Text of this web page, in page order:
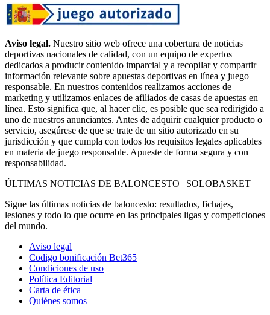
Aviso legal. Nuestro sitio web ofrece una cobertura de noticias
deportivas nacionales de calidad, con un equipo de expertos
dedicados a producir contenido imparcial y a recopilar y compartir
información relevante sobre apuestas deportivas en línea y juego
responsable. En nuestros contenidos realizamos acciones de
marketing y utilizamos enlaces de afiliados de casas de apuestas en
línea. Esto significa que, al hacer clic, es posible que sea redirigido a
uno de nuestros anunciantes. Antes de adquirir cualquier producto o
servicio, asegúrese de que se trate de un sitio autorizado en su
jurisdicción y que cumpla con todos los requisitos legales aplicables
en materia de juego responsable. Apueste de forma segura y con
responsabilidad.
ÚLTIMAS NOTICIAS DE BALONCESTO | SOLOBASKET
Sigue las últimas noticias de baloncesto: resultados, fichajes,
lesiones y todo lo que ocurre en las principales ligas y competiciones
del mundo.
Aviso legal
Codigo bonificación Bet365
Condiciones de uso
Política Editorial
Carta de ética
Quiénes somos